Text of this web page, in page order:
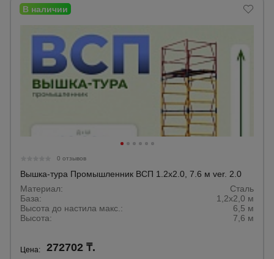
0 отзывов
Вышка-тура Промышленник ВСП 1.2х2.0, 7.6 м ver. 2.0
Материал:
Сталь
База:
1,2х2,0 м
Высота до настила макс.:
6,5 м
Высота:
7,6 м
Цена: 272702 ₸.